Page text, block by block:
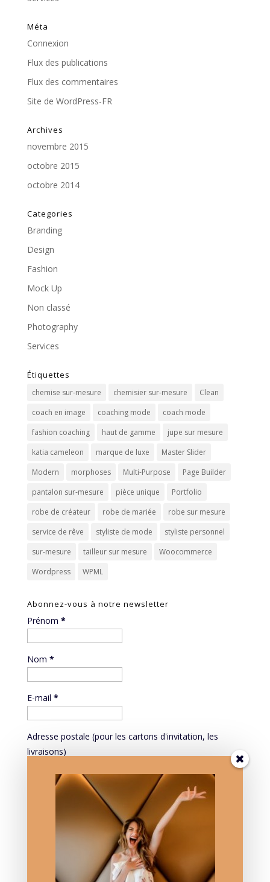
Méta
Connexion
Flux des publications
Flux des commentaires
Site de WordPress-FR
Archives
novembre 2015
octobre 2015
octobre 2014
Categories
Branding
Design
Fashion
Mock Up
Non classé
Photography
Services
Étiquettes
chemise sur-mesure chemisier sur-mesure
Clean
coach en image
coaching mode
coach mode
fashion coaching
haut de gamme
jupe sur mesure
katia cameleon
marque de luxe
Master Slider
Modern
morphoses Multi-Purpose
Page Builder
pantalon sur-mesure
pièce unique
Portfolio
robe de créateur
robe de mariée
robe sur mesure
service de rêve
styliste de mode
styliste personnel
sur-mesure
tailleur sur mesure
Woocommerce
Wordpress
WPML
Abonnez-vous à notre newsletter
Prénom *
Nom *
E-mail *
Adresse postale (pour les cartons d'invitation, les
livraisons)
Mieux vous connaître pour mieux vous servir:
Mieux vous connaître pour mieux vous servir: DATE DE